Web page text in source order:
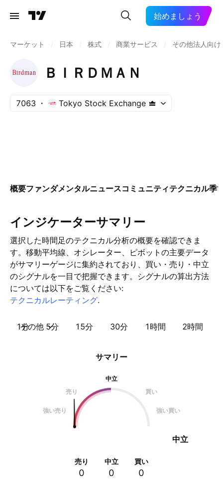
始めましょう
マーケット 日本 株式 商業サービス その他法人向
ＢＩＲＤＭＡＮ
7063 Tokyo Stock Exchange
概要ファンダメンタルニュースコミュニティテクニカル季
インジケーターサマリー
選択した時間足のテクニカル分析の概要を確認できま
す。移動平均線、オシレーター、ピボットの主要データ
がサマリーゲージに集約されており、買い・売り・中立
のシグナルを一目で把握できます。シグナルの算出方法
については以下をご覧ください:
テクニカルレーティング.
1分 5分 15分 30分 1時間 2時間
その他
サマリー
中立
売り
買い
強い売り 強い買い
中立
売り
0
中立
0
買い
0